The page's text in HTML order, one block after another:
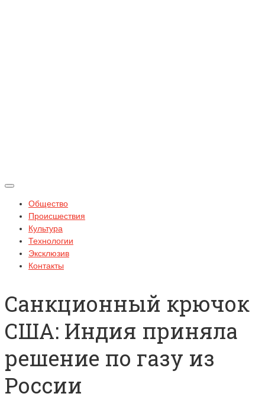
Общество
Происшествия
Культура
Технологии
Эксклюзив
Контакты
Санкционный крючок
США: Индия приняла
решение по газу из
России